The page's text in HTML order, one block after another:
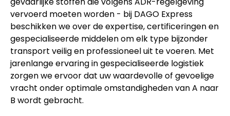
vervoerd moeten worden - bij DAGO Express
beschikken we over de expertise, certificeringen en
gespecialiseerde middelen om elk type bijzonder
transport veilig en professioneel uit te voeren. Met
jarenlange ervaring in gespecialiseerde logistiek
zorgen we ervoor dat uw waardevolle of gevoelige
vracht onder optimale omstandigheden van A naar
B wordt gebracht.